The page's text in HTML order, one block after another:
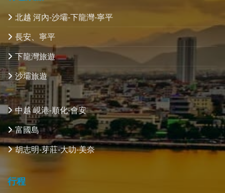
北越 河內-沙壩-下龍灣-寧平
長安、寧平
下龍灣旅遊
沙壩旅遊
中越 峴港-順化-會安
富國島
胡志明-芽莊-大叻-美奈
行程